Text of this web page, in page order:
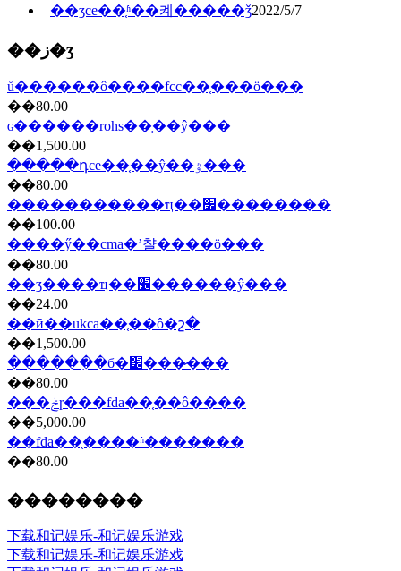
��ʒce��֤ʱ��켸�����ǯ2022/5/7
��ز�ʒ
ů������ô����fcc��֤���ö���
��80.00
ɢ������rohs��֤��ŷ���
��1,500.00
�����դce��֤��ŷ��ٷ���
��80.00
�����������ҵ��׼��������
��100.00
����ӳ��cma�ʼ챨����ö���
��80.00
��ʒ����ҵ��׼������ŷ���
��24.00
��ӣ��ukca��֤��ô�շ�
��1,500.00
������ִ�б�׼���̷���
��80.00
���ݲɼ���fda��֤��ô����
��5,000.00
��fda��֤����ʱ�������
��80.00
��������
下载和记娱乐-和记娱乐游戏
下载和记娱乐-和记娱乐游戏